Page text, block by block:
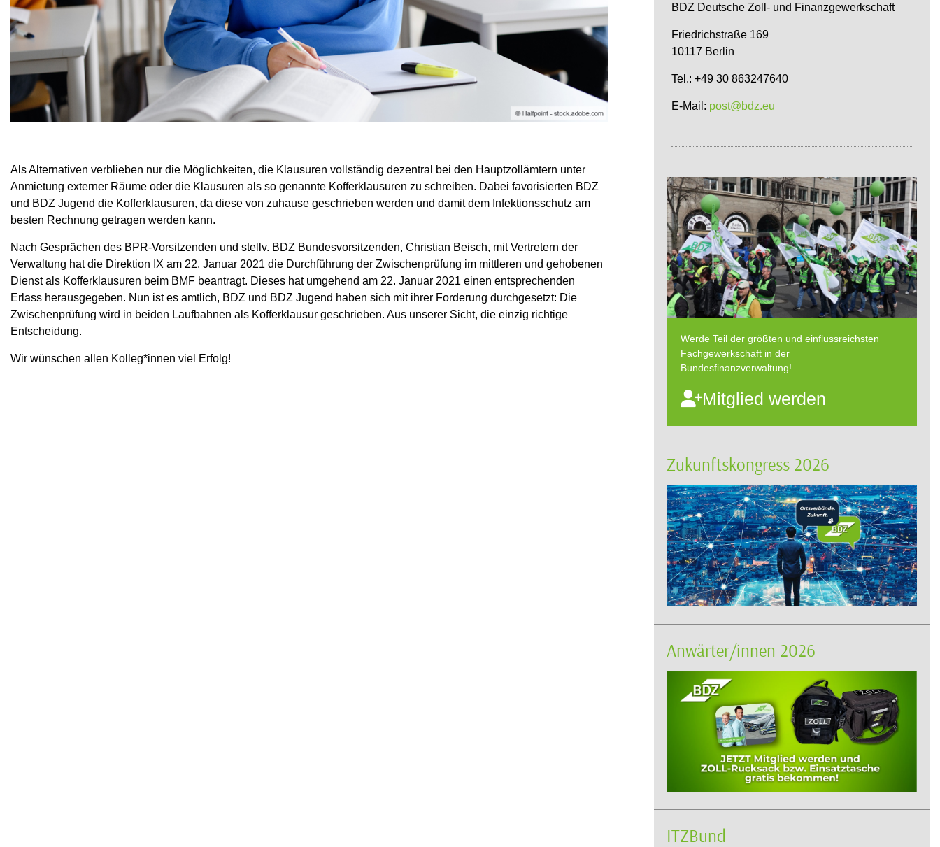
Als Alternativen verblieben nur die Möglichkeiten, die Klausuren vollständig dezentral bei den Hauptzollämtern unter
Anmietung externer Räume oder die Klausuren als so genannte Kofferklausuren zu schreiben. Dabei favorisierten BDZ
und BDZ Jugend die Kofferklausuren, da diese von zuhause geschrieben werden und damit dem Infektionsschutz am
besten Rechnung getragen werden kann.
Nach Gesprächen des BPR-Vorsitzenden und stellv. BDZ Bundesvorsitzenden, Christian Beisch, mit Vertretern der
Verwaltung hat die Direktion IX am 22. Januar 2021 die Durchführung der Zwischenprüfung im mittleren und gehobenen
Dienst als Kofferklausuren beim BMF beantragt. Dieses hat umgehend am 22. Januar 2021 einen entsprechenden
Erlass herausgegeben. Nun ist es amtlich, BDZ und BDZ Jugend haben sich mit ihrer Forderung durchgesetzt: Die
Zwischenprüfung wird in beiden Laufbahnen als Kofferklausur geschrieben. Aus unserer Sicht, die einzig richtige
Entscheidung.
Wir wünschen allen Kolleg*innen viel Erfolg!
BDZ Deutsche Zoll- und Finanzgewerkschaft
Friedrichstraße 169
10117 Berlin
Tel.: +49 30 863247640
E-Mail: post@bdz.eu
Werde Teil der größten und einflussreichsten
Fachgewerkschaft in der
Bundesfinanzverwaltung!
Mitglied werden
Zukunftskongress 2026
Anwärter/innen 2026
ITZBund